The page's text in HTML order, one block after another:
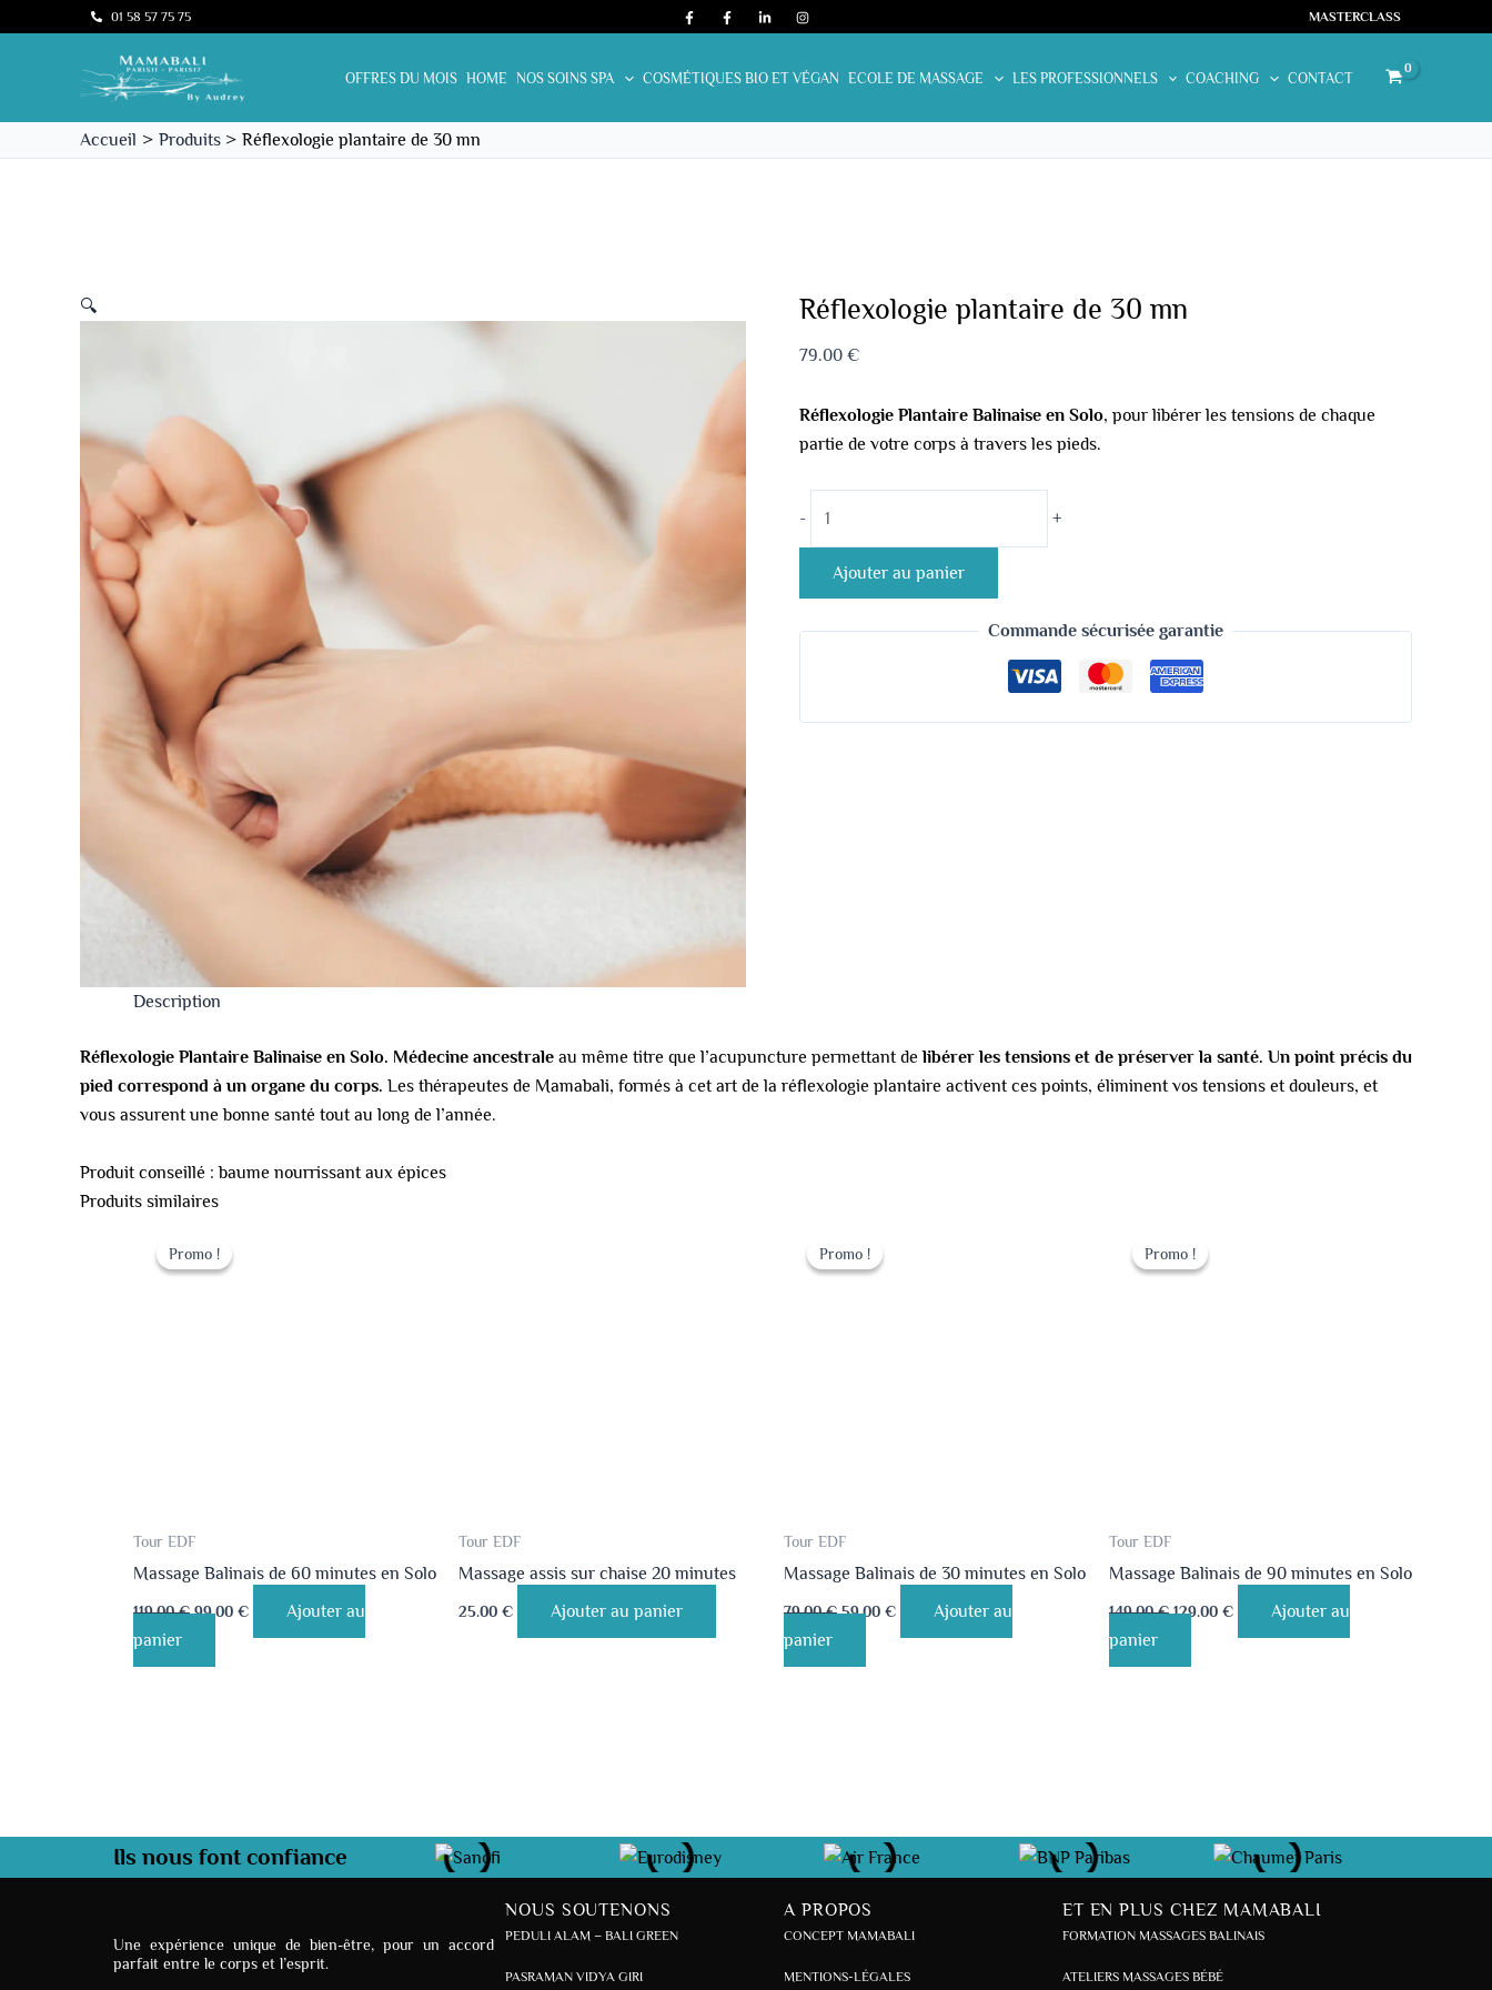
01 58 57 75 75 MASTERCLASS
OFFRES DU MOIS HOME NOS SOINS SPA COSMÉTIQUES BIO ET VÉGAN ECOLE DE MASSAGE LES PROFESSIONNELS COACHING CONTACT
Accueil Produits Réflexologie plantaire de 30 mn
🔍 Réflexologie plantaire de 30 mn
79.00 €
Réflexologie Plantaire Balinaise en Solo, pour libérer les tensions de chaque
partie de votre corps à travers les pieds.
-
Réflexologie
de
30
+
Ajouter au panier
Commande sécurisée garantie
Description
Réflexologie Plantaire Balinaise en Solo. Médecine ancestrale au même titre que l’acupuncture permettant delibérer les tensions et de préserver la santé. Un point précis du
pied correspond à un organe du corps. Les thérapeutes de Mamabali, formés à cet art de la réflexologie plantaire activent ces points, éliminent vos tensions et douleurs, et
vous assurent une bonne santé tout au long de l’année.
Produit conseillé : baume nourrissant aux épices
Produits similaires
Promo !
Promo !
Tour EDF
Massage Balinais de 60 minutes en Solo
119.00€
prix
initial
99.00 €
Ajouter au
panier
Tour EDF
Massage assis sur chaise 20 minutes
25.00 € Ajouter au panier
Promo !
Promo !
Tour EDF
Massage Balinais de 30 minutes en Solo
79.00€
initial
59.00 €
Ajouter au
panier
Promo !
Promo !
Tour EDF
Massage Balinais de 90 minutes en Solo
149.00€
prix
initial
129.00 €
Ajouter au
panier
Ils nous font confiance
Une expérience unique de bien-être, pour un accord
parfait entre le corps et l’esprit.
NOUS SOUTENONS
PEDULI ALAM – BALI GREEN
PASRAMAN VIDYA GIRI
A PROPOS
CONCEPT MAMABALI
MENTIONS-LÉGALES
ET EN PLUS CHEZ MAMABALI
FORMATION MASSAGES BALINAIS
ATELIERS MASSAGES BÉBÉ